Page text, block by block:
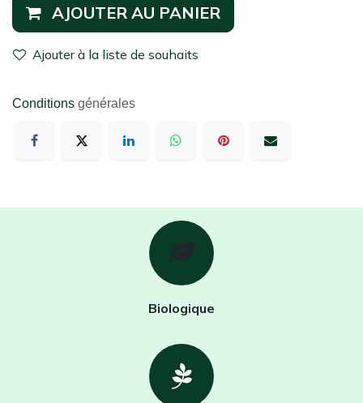
AJOUTER AU PANIER
Ajouter à la liste de souhaits
Conditions générales
Biologique